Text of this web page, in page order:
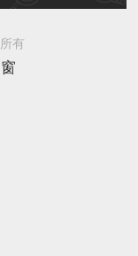
已成功备案！
成功备案！
有